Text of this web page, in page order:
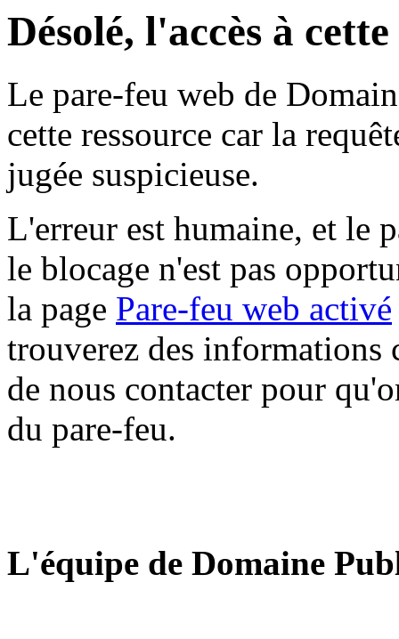
Désolé, l'accès à
Le pare-feu web de
cette ressource car la
jugée suspicieuse.
L'erreur est humaine, et le
le blocage n'est pas
la page Pare-feu web activé
trouverez des informations
de nous contacter pour
du pare-feu.
L'équipe de Domaine